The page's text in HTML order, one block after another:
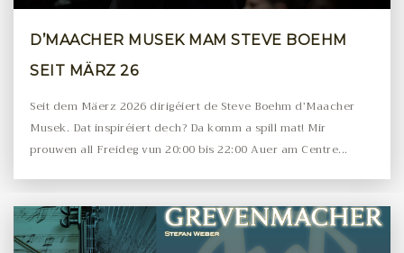
D’MAACHER MUSEK MAM STEVE BOEHM
SEIT MÄRZ 26
Seit dem Mäerz 2026 dirigéiert de Steve Boehm d’Maacher
Musek. Dat inspiréiert dech? Da komm a spill mat! Mir
prouwen all Freideg vun 20:00 bis 22:00 Auer am Centre...